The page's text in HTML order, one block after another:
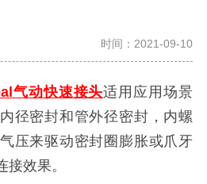
时间：2021-09-10
气动快速接头适用应用场景
径密封和管外径密封，内螺
压来驱动密封圈膨胀或爪牙
效果。